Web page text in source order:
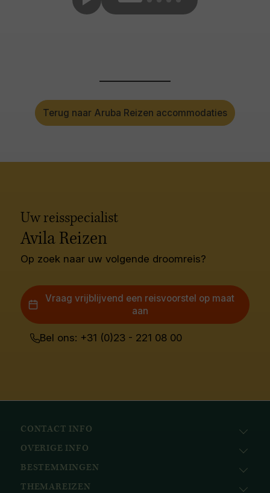
Terug naar Aruba Reizen accommodaties
Uw reisspecialist
Avila Reizen
Op zoek naar uw volgende droomreis?
Vraag vrijblijvend een reisvoorstel op maat
aan
Bel ons: +31 (0)23 - 221 08 00
CONTACT INFO
Avila Reizen
Nieuwe Gracht 78
OVERIGE INFO
KvK: 51111616
BTW nr.: NL823096415B01
BESTEMMINGEN
Afrika
THEMAREIZEN